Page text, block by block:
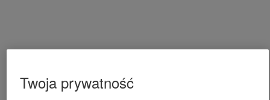
Twoja prywatność